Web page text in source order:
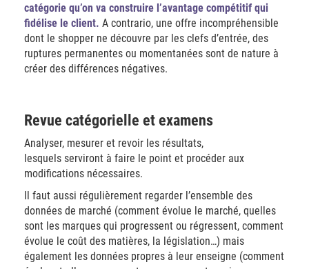
catégorie qu’on va construire l’avantage compétitif qui
fidélise le client. A contrario, une offre incompréhensible
dont le shopper ne découvre par les clefs d’entrée, des
ruptures permanentes ou momentanées sont de nature à
créer des différences négatives.
Revue catégorielle et examens
Analyser, mesurer et revoir les résultats,
lesquels serviront à faire le point et procéder aux
modifications nécessaires.
Il faut aussi régulièrement regarder l’ensemble des
données de marché (comment évolue le marché, quelles
sont les marques qui progressent ou régressent, comment
évolue le coût des matières, la législation…) mais
également les données propres à leur enseigne (comment